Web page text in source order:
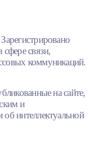
связи,
коммуникаций.
на сайте,
и
интеллектуальной